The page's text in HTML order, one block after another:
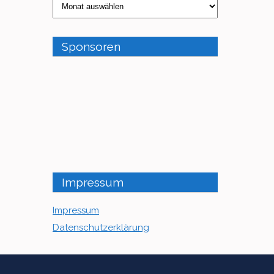
Beiträge
Archiv
Sponsoren
Impressum
Impressum
Datenschutzerklärung